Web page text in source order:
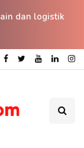
dan logistik